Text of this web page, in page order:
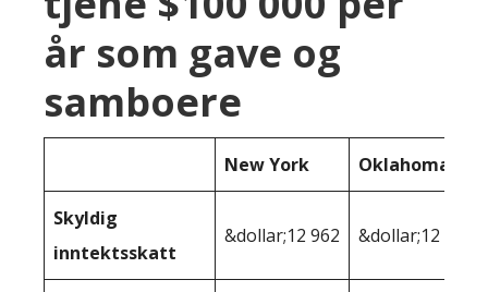
år som gave og
samboere
New York Oklahoma
Skyldig
inntektsskatt
&dollar;12 962 &dollar;12 178